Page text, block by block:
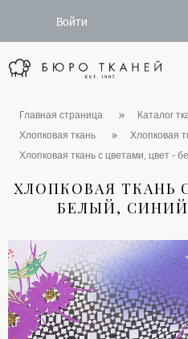
Войти
Главная страница Каталог
Хлопковая ткань
Хлопковая
Хлопковая ткань с цветами, цвет -
ХЛОПКОВАЯ ТКАНЬ
БЕЛЫЙ, СИНИЙ,